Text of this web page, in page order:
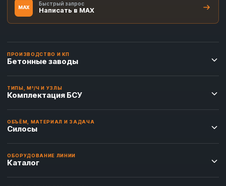
MAX
Быстрый запрос
Написать в MAX
ПРОИЗВОДСТВО И КП
Бетонные заводы
ТИПЫ, М³/Ч И УЗЛЫ
Комплектация БСУ
ОБЪЁМ, МАТЕРИАЛ И ЗАДАЧА
Силосы
ОБОРУДОВАНИЕ ЛИНИИ
Каталог